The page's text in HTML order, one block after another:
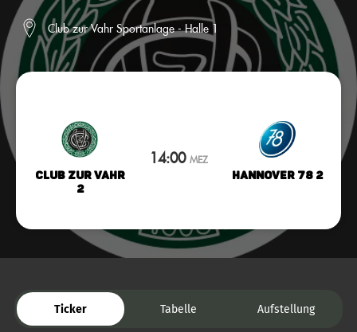
Club zur Vahr Sportanlage - Halle 1
Club zur Vahr
2
14:00 MEZ
Hannover 78 2
Ticker Tabelle Aufstellung